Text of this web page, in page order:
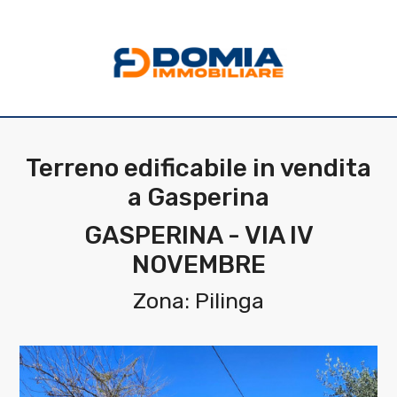
Terreno edificabile in vendita
a Gasperina
GASPERINA - VIA IV
NOVEMBRE
Zona: Pilinga
NOSTRA
SERVIZI
Vendita
Scegli
dove